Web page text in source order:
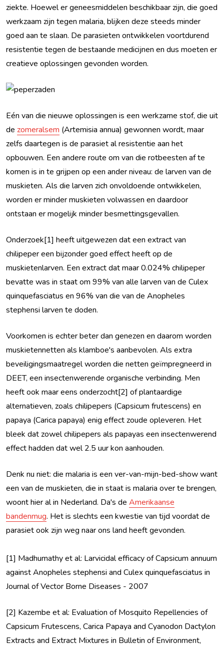
ziekte. Hoewel er geneesmiddelen beschikbaar zijn, die goed
werkzaam zijn tegen malaria, blijken deze steeds minder
goed aan te slaan. De parasieten ontwikkelen voortdurend
resistentie tegen de bestaande medicijnen en dus moeten er
creatieve oplossingen gevonden worden.
Eén van die nieuwe oplossingen is een werkzame stof, die uit
de zomeralsem (Artemisia annua) gewonnen wordt, maar
zelfs daartegen is de parasiet al resistentie aan het
opbouwen. Een andere route om van die rotbeesten af te
komen is in te grijpen op een ander niveau: de larven van de
muskieten. Als die larven zich onvoldoende ontwikkelen,
worden er minder muskieten volwassen en daardoor
ontstaan er mogelijk minder besmettingsgevallen.
Onderzoek[1] heeft uitgewezen dat een extract van
chilipeper een bijzonder goed effect heeft op de
muskietenlarven. Een extract dat maar 0.024% chilipeper
bevatte was in staat om 99% van alle larven van de Culex
quinquefasciatus en 96% van die van de Anopheles
stephensi larven te doden.
Voorkomen is echter beter dan genezen en daarom worden
muskietennetten als klamboe's aanbevolen. Als extra
beveiligingsmaatregel worden die netten geïmpregneerd in
DEET, een insectenwerende organische verbinding. Men
heeft ook maar eens onderzocht[2] of plantaardige
alternatieven, zoals chilipepers (Capsicum frutescens) en
papaya (Carica papaya) enig effect zoude opleveren. Het
bleek dat zowel chilipepers als papayas een insectenwerend
effect hadden dat wel 2.5 uur kon aanhouden.
Denk nu niet: die malaria is een ver-van-mijn-bed-show want
een van de muskieten, die in staat is malaria over te brengen,
woont hier al in Nederland. Da's de Amerikaanse
bandenmug. Het is slechts een kwestie van tijd voordat de
parasiet ook zijn weg naar ons land heeft gevonden.
[1] Madhumathy et al: Larvicidal efficacy of Capsicum annuum
against Anopheles stephensi and Culex quinquefasciatus in
Journal of Vector Borne Diseases - 2007
[2] Kazembe et al: Evaluation of Mosquito Repellencies of
Capsicum Frutescens, Carica Papaya and Cyanodon Dactylon
Extracts and Extract Mixtures in Bulletin of Environment,